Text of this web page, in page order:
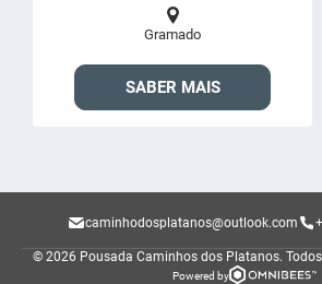
Gramado
SABER MAIS
caminhodosplatanos@outlook.com
© 2026 Pousada Caminhos dos Platanos.
Powered by